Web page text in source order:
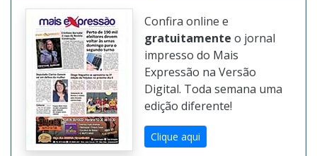
Confira online e
gratuitamenteo jornal
impresso do Mais
Expressão na Versão
Digital. Toda semana uma
edição diferente!
Clique aqui